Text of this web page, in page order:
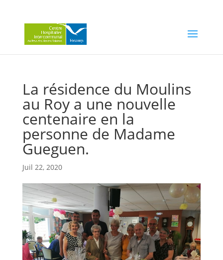
La résidence du Moulins
au Roy a une nouvelle
centenaire en la
personne de Madame
Gueguen.
Juil 22, 2020